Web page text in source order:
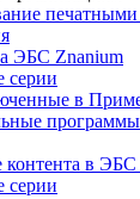
ЭБС Znanium
серии
в
контента в
серии